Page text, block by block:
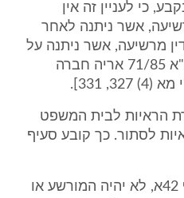
כי לעניין זה אין
אשר ניתנה לאחר
מרשיעה, אשר ניתנה על
סמך הודאתו של הנאשם [ע"א 71/85 אריה חברה
331].
הראיות לבית המשפט
לסתור. כך קובע סעיף
"הוגשה ראיה כאמור בסעיף 42א, לא יהיה המורשע או